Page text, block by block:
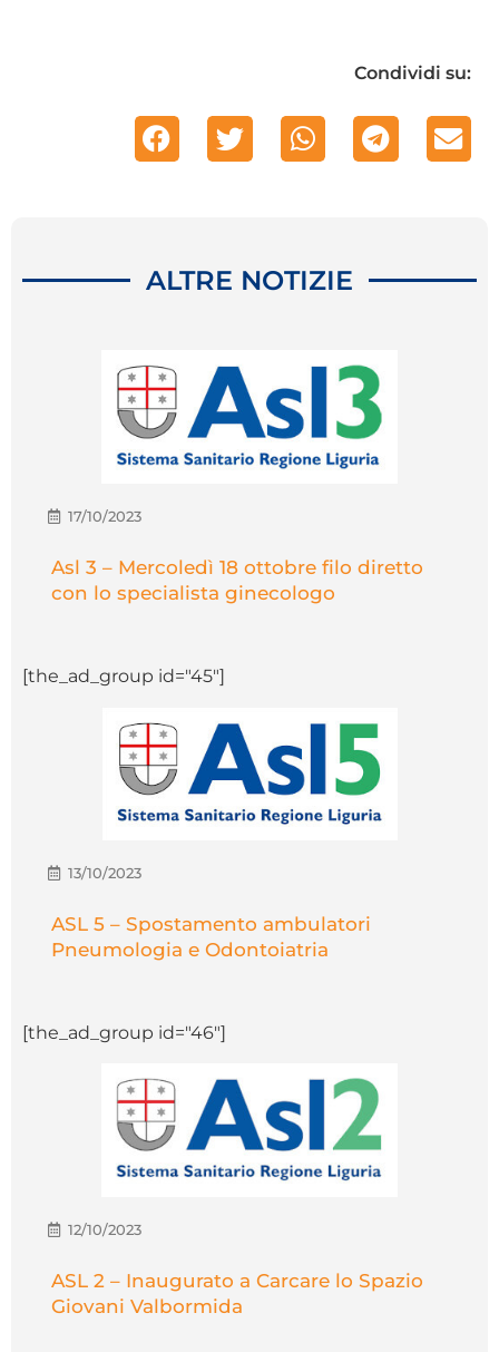
Condividi su:
ALTRE NOTIZIE
17/10/2023
Asl 3 – Mercoledì 18 ottobre filo diretto
con lo specialista ginecologo
[the_ad_group id="45"]
13/10/2023
ASL 5 – Spostamento ambulatori
Pneumologia e Odontoiatria
[the_ad_group id="46"]
12/10/2023
ASL 2 – Inaugurato a Carcare lo Spazio
Giovani Valbormida